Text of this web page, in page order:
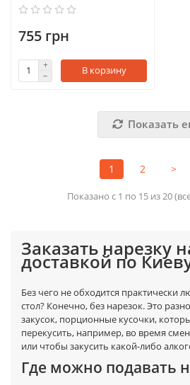
755 грн
В корзину
Показать
1 2 >
Показано с 1 по 15 из 20
Заказать нарезку
доставкой по
Без чего не обходится практически
стол? Конечно, без нарезок. Это
закусок, порционные кусочки,
перекусить, например, во время
или чтобы закусить какой-либо
Где можно подавать